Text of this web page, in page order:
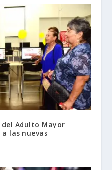
Adulto Mayor
las nuevas